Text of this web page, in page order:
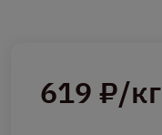
619 ₽/кг